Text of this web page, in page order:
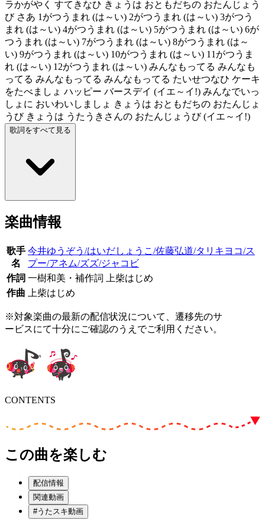
ラかがやく すてきなひ きょうは おともだちの おたんじょう
び さあ 1がつうまれ (は～い) 2がつうまれ (は～い) 3がつう
まれ (は～い) 4がつうまれ (は～い) 5がつうまれ (は～い) 6が
つうまれ (は～い) 7がつうまれ (は～い) 8がつうまれ (は～
い) 9がつうまれ (は～い) 10がつうまれ (は～い) 11がつうま
れ (は～い) 12がつうまれ (は～い) みんなもってる みんなも
ってる みんなもってる みんなもってる たいせつなひ ケーキ
をたべましょ ハッピー バースデイ (イエ～イ!) みんなでいっ
しょに おいわいしましょ きょうは おともだちの おたんじょ
うび きょうは うたうきさんの おたんじょうび (イエ～イ!)
歌詞をすべて見る
楽曲情報
歌手
名
今井ゆうぞう/はいだしょうこ/佐藤弘道/タリキヨコ/ス
プー/アネム/ズズ/ジャコビ
作詞 一樹和美・補作詞 上柴はじめ
作曲
上柴はじめ
※対象楽曲の最新の配信状況について、遷移先のサ
ービスにて十分にご確認のうえでご利用ください。
CONTENTS
この曲を楽しむ
配信情報
関連動画
#うたスキ動画